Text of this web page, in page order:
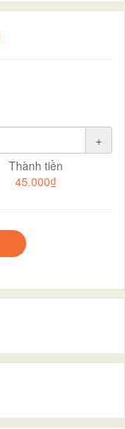
+
Thành tiền
45.000₫